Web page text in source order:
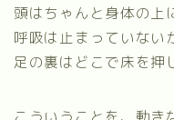
頭はちゃんと身体の上
呼吸は止まっていない
足の裏はどこで床を押